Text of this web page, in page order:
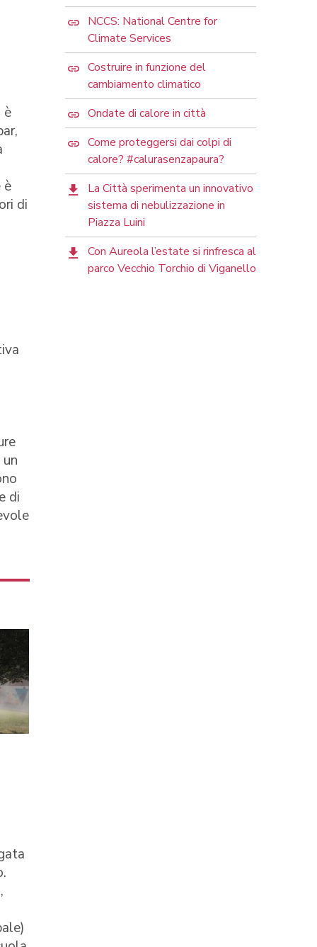
è
è
di
di
NCCS: National Centre for
Climate Services
Costruire in funzione del
cambiamento climatico
Ondate di calore in città
Come proteggersi dai colpi di
calore? #calurasenzapaura?
La Città sperimenta un innovativo
sistema di nebulizzazione in
Piazza Luini
Con Aureola l’estate si rinfresca al
parco Vecchio Torchio di Viganello